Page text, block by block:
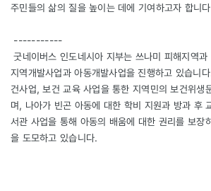
주민들의 삶의 질을 높이는 데에 기여하고자 합니
-----------
굿네이버스 인도네시아 지부는 쓰나미 피해지역
지역개발사업과 아동개발사업을 진행하고 있습니
건사업, 보건 교육 사업을 통한 지역민의 보건위생
며, 나아가 빈곤 아동에 대한 학비 지원과 방과 후
서관 사업을 통해 아동의 배움에 대한 권리를 보장
을 도모하고 있습니다.